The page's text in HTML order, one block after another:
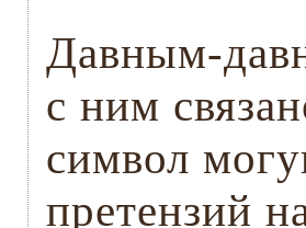
Давным-
с ним
символ
претензий